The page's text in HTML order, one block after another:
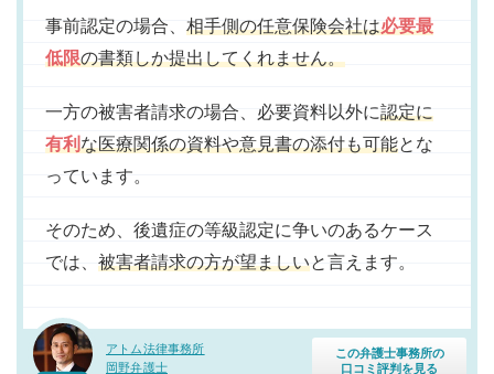
アトム法律事務所
岡野弁護士
この弁護士事務所の
口コミ評判を見る
事前認定の場合、 相手側の任意保険会社は必要最
低限の書類しか提出してくれません。
一方の被害者請求の場合、必要資料以外に認定に
有利な医療関係の資料や意見書の添付も可能とな
っています。
そのため、後遺症の等級認定に争いのあるケース
では、 被害者請求の方が望ましいと言えます。